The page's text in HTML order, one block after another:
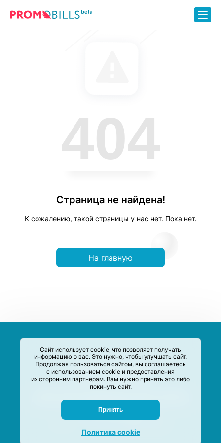
Сайт использует cookie, что позволяет получать
информацию о вас. Это нужно, чтобы улучшать сайт.
Продолжая пользоваться сайтом, вы соглашаетесь
с использованием cookie и предоставления
их сторонним партнерам. Вам нужно принять это либо
покинуть сайт.
Принять
Политика cookie
404
Страница не найдена!
К сожалению, такой страницы у нас нет. Пока нет.
На главную
систематизации акций и скидок на товары и услуги в РФ
Задать вопрос
© M-Social production 2020 –2026